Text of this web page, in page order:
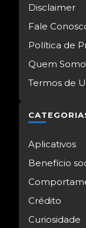
Disclaimer
Fale
Política de
Quem
Termos de
Aplicativos
Benefício
Crédito
Curiosidade